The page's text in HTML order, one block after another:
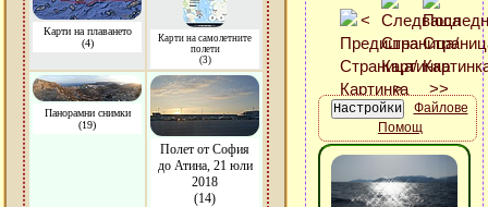
Карти на плаването
(4)
Карти на самолетните
полети
(3)
Панорамни снимки
(19)
Полет от София
до Атина, 21 юли
2018
(14)
Файлове
Помощ